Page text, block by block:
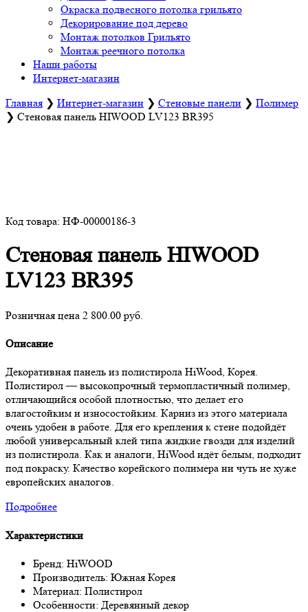
Окраска подвесного потолка грильято
Декорирование под дерево
Монтаж потолков Грильято
Монтаж реечного потолка
Наши работы
Интернет-магазин
Главная ❯ Интернет-магазин ❯ Стеновые панели ❯ Полимер
❯ Стеновая панель HIWOOD LV123 BR395
Код товара: НФ-00000186-3
Стеновая панель HIWOOD
LV123 BR395
Розничная цена 2 800.00 руб.
Описание
Декоративная панель из полистирола HiWood, Корея.
Полистирол — высокопрочный термопластичный полимер,
отличающийся особой плотностью, что делает его
влагостойким и износостойким. Карниз из этого материала
очень удобен в работе. Для его крепления к стене подойдёт
любой универсальный клей типа жидкие гвозди для изделий
из полистирола. Как и аналоги, HiWood идёт белым, подходит
под покраску. Качество корейского полимера ни чуть не хуже
европейских аналогов.
Подробнее
Характеристики
Бренд: HiWOOD
Производитель: Южная Корея
Материал: Полистирол
Особенности: Деревянный декор